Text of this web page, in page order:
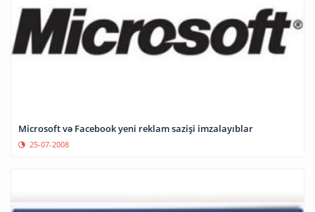
Microsoft və Facebook yeni reklam sazişi imzalayıblar
25-07-2008